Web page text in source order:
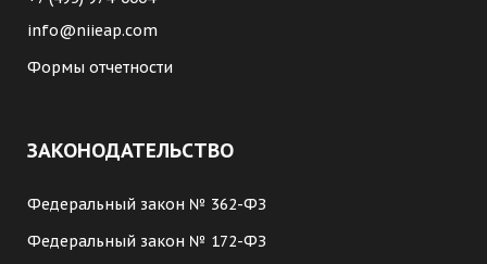
info@niieap.com
Формы отчетности
ЗАКОНОДАТЕЛЬСТВО
Федеральный закон № 362-ФЗ
Федеральный закон № 172-ФЗ